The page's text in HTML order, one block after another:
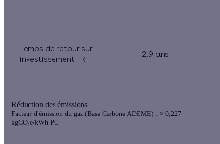
Temps de retour sur
investissement TRI
2,9 ans
Réduction des émissions
Facteur d'émission du gaz (Base Carbone ADEME) : ≈ 0,227
kgCO₂e/kWh PC